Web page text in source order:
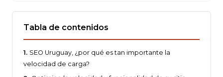
Tabla de contenidos
SEO Uruguay, ¿por qué es tan importante la
velocidad de carga?